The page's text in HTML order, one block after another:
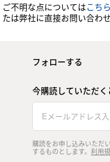
ご不明な点についてはこちら
たは弊社に直接お問い合わ
フォローする
今購読していただ
購読をお申し込みいただ
するものとします。 利用